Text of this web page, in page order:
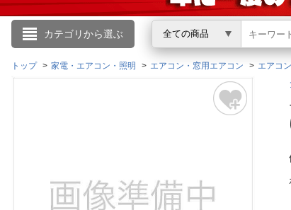
カテゴリから選ぶ 全ての商品
こんにちは
ログイン
閲覧履歴
トップ 家電・エアコン・照明 エアコン・窓用エアコン エアコン